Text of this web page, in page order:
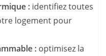
: identifiez toutes
logement pour
: optimisez la